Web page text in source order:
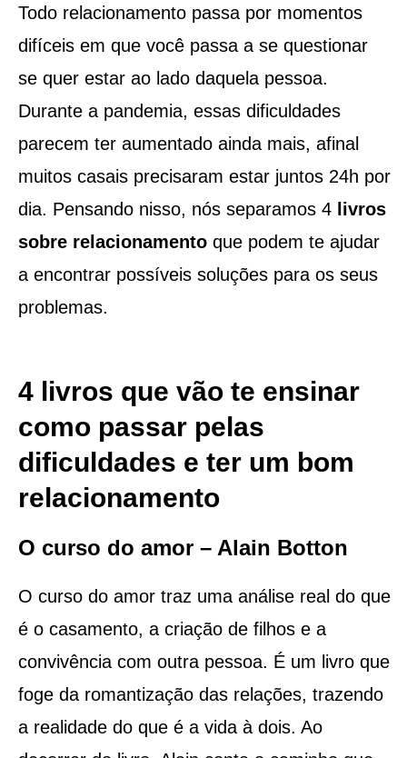
Todo relacionamento passa por momentos
difíceis em que você passa a se questionar
se quer estar ao lado daquela pessoa.
Durante a pandemia, essas dificuldades
parecem ter aumentado ainda mais, afinal
muitos casais precisaram estar juntos 24h por
dia. Pensando nisso, nós separamos 4 livros
sobre relacionamentoque podem te ajudar
a encontrar possíveis soluções para os seus
problemas.
4 livros que vão te ensinar
como passar pelas
dificuldades e ter um bom
relacionamento
O curso do amor – Alain Botton
O curso do amor traz uma análise real do que
é o casamento, a criação de filhos e a
convivência com outra pessoa. É um livro que
foge da romantização das relações, trazendo
a realidade do que é a vida à dois. Ao